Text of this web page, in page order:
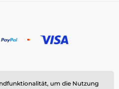
14, 747 18 Píšť, Tschechische
um die Nutzung